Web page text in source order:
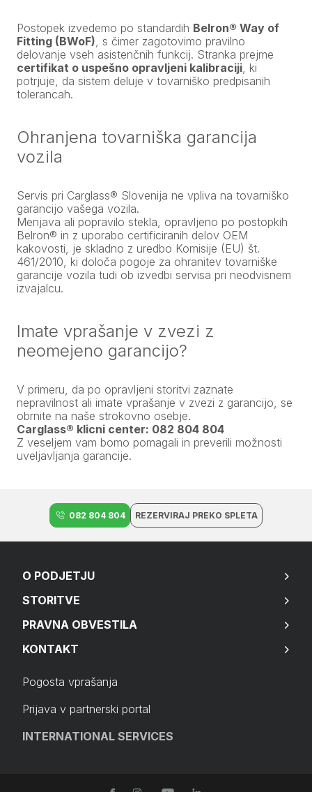
Postopek izvedemo po standardih Belron® Way of
Fitting (BWoF), s čimer zagotovimo pravilno
delovanje vseh asistenčnih funkcij. Stranka prejme
certifikat o uspešno opravljeni kalibraciji, ki
potrjuje, da sistem deluje v tovarniško predpisanih
tolerancah.
Ohranjena tovarniška garancija
vozila
Servis pri Carglass® Slovenija ne vpliva na tovarniško
garancijo vašega vozila.
Menjava ali popravilo stekla, opravljeno po postopkih
Belron® in z uporabo certificiranih delov OEM
kakovosti, je skladno z uredbo Komisije (EU) št.
461/2010, ki določa pogoje za ohranitev tovarniške
garancije vozila tudi ob izvedbi servisa pri neodvisnem
izvajalcu.
Imate vprašanje v zvezi z
neomejeno garancijo?
V primeru, da po opravljeni storitvi zaznate
nepravilnost ali imate vprašanje v zvezi z garancijo, se
obrnite na naše strokovno osebje.
Carglass® klicni center: 082 804 804
Z veseljem vam bomo pomagali in preverili možnosti
uveljavljanja garancije.
082 804 804 REZERVIRAJ PREKO SPLETA
O PODJETJU
STORITVE
PRAVNA OBVESTILA
KONTAKT
Pogosta vprašanja
Prijava v partnerski portal
INTERNATIONAL SERVICES